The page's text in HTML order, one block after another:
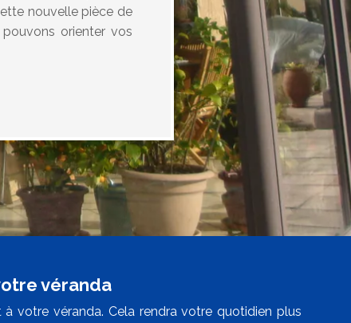
nouvelle pièce de
orienter vos
véranda
votre véranda. Cela rendra votre quotidien plus